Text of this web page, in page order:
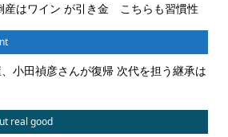
産はワイン が引き金 こちらも習慣性
小田禎彦さんが復帰 次代を担う継承は
real good